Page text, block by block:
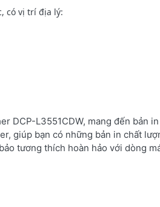
có vị trí địa lý:
DCP-L3551CDW, mang đến bản
giúp bạn có những bản in chất
tương thích hoàn hảo với dòng